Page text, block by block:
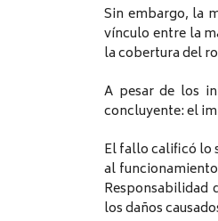
Sin embargo, la
vínculo entre la
la cobertura del
A pesar de los
concluyente: el
El fallo calificó lo
al
Responsabilidad
los daños